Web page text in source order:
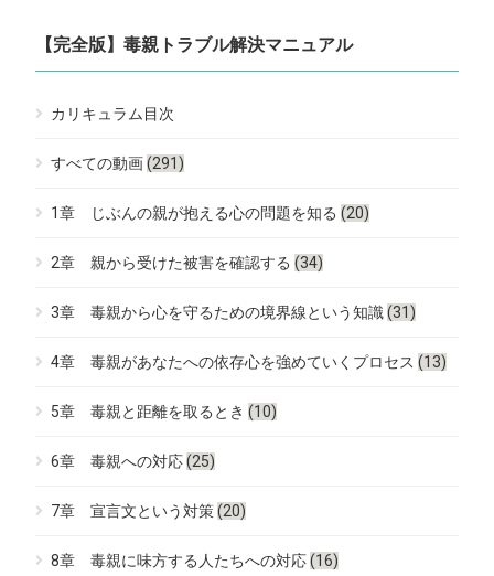
【完全版】毒親トラブル解決マニュアル
カリキュラム目次
すべての動画(291)
1章 じぶんの親が抱える心の問題を知る(20)
2章 親から受けた被害を確認する(34)
3章 毒親から心を守るための境界線という知識(31)
4章 毒親があなたへの依存心を強めていくプロセス(13)
5章 毒親と距離を取るとき(10)
6章 毒親への対応(25)
7章 宣言文という対策(20)
8章 毒親に味方する人たちへの対応(16)